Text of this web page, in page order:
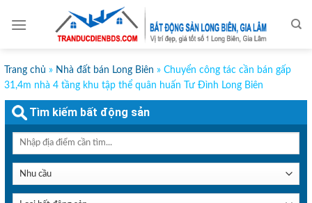
Trang chủ » Nhà đất bán Long Biên » Chuyển công tác cần bán gấp
31,4m nhà 4 tầng khu tập thể quân huấn Tư Đình Long Biên
Tìm kiếm bất động sản